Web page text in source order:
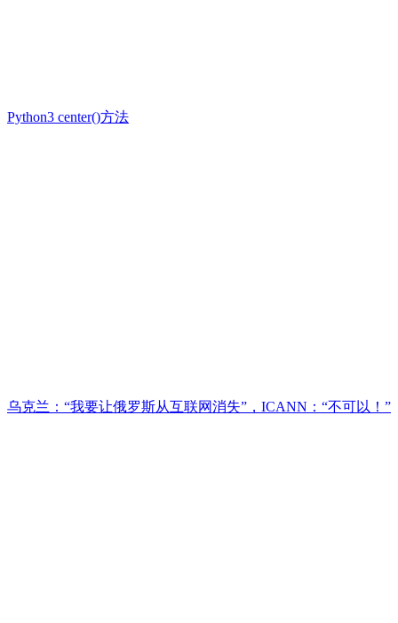
Python3 center()方法
乌克兰：“我要让俄罗斯从互联网消失”，ICANN：“不可以！”